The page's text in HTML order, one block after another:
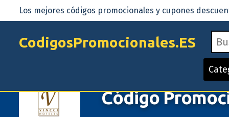
CodigosPromocionales.ES
Los mejores códigos promocionales y cupones
Código